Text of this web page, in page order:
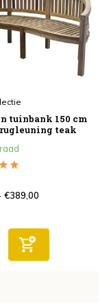
tuinbank 150 cm
teak
€389,00